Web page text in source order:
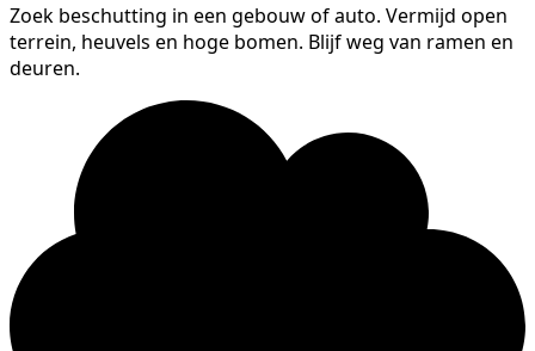
Zoek beschutting in een gebouw of auto. Vermijd open
terrein, heuvels en hoge bomen. Blijf weg van ramen en
deuren.